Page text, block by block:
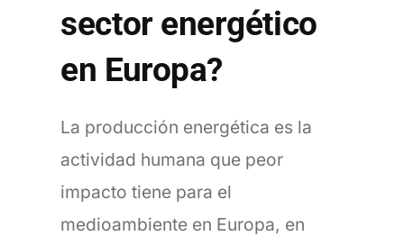
sector energético
en Europa?
La producción energética es la
actividad humana que peor
impacto tiene para el
medioambiente en Europa, en